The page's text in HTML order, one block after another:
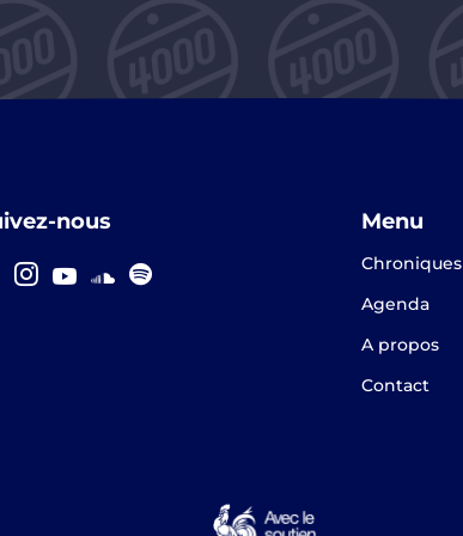
nous Menu
Chroniques
Agenda
A propos
Contact